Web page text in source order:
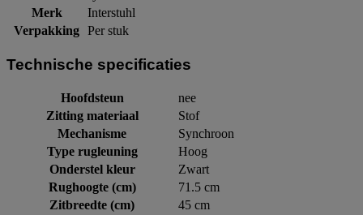
Merk
Interstuhl
Verpakking Per stuk
Technische specificaties
Hoofdsteun
nee
Zitting materiaal
Stof
Mechanisme
Synchroon
Type rugleuning
Hoog
Onderstel kleur
Zwart
Rughoogte (cm)
71.5 cm
Zitbreedte (cm)
45 cm